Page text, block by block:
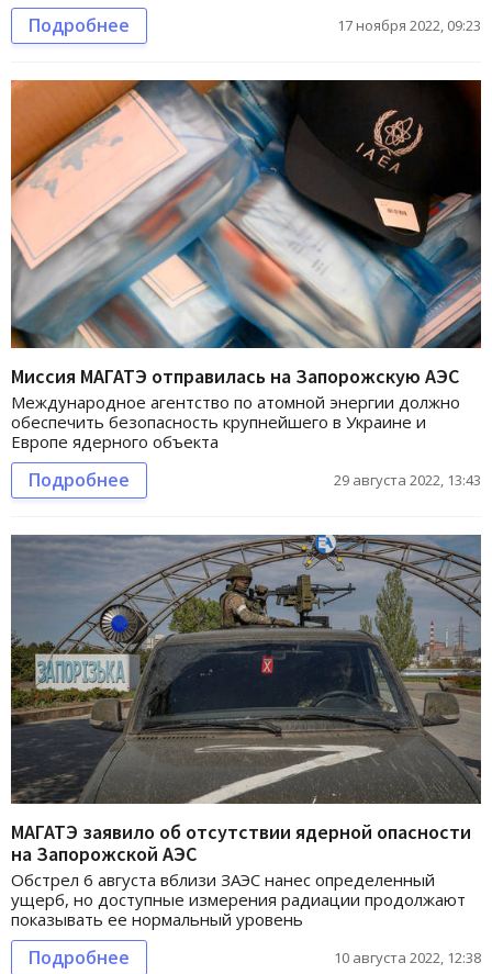
Подробнее 17 ноября 2022, 09:23
Миссия МАГАТЭ отправилась на Запорожскую АЭС
Международное агентство по атомной энергии должно
обеспечить безопасность крупнейшего в Украине и
Европе ядерного объекта
Подробнее 29 августа 2022, 13:43
МАГАТЭ заявило об отсутствии ядерной опасности
на Запорожской АЭС
Обстрел 6 августа вблизи ЗАЭС нанес определенный
ущерб, но доступные измерения радиации продолжают
показывать ее нормальный уровень
Подробнее 10 августа 2022, 12:38